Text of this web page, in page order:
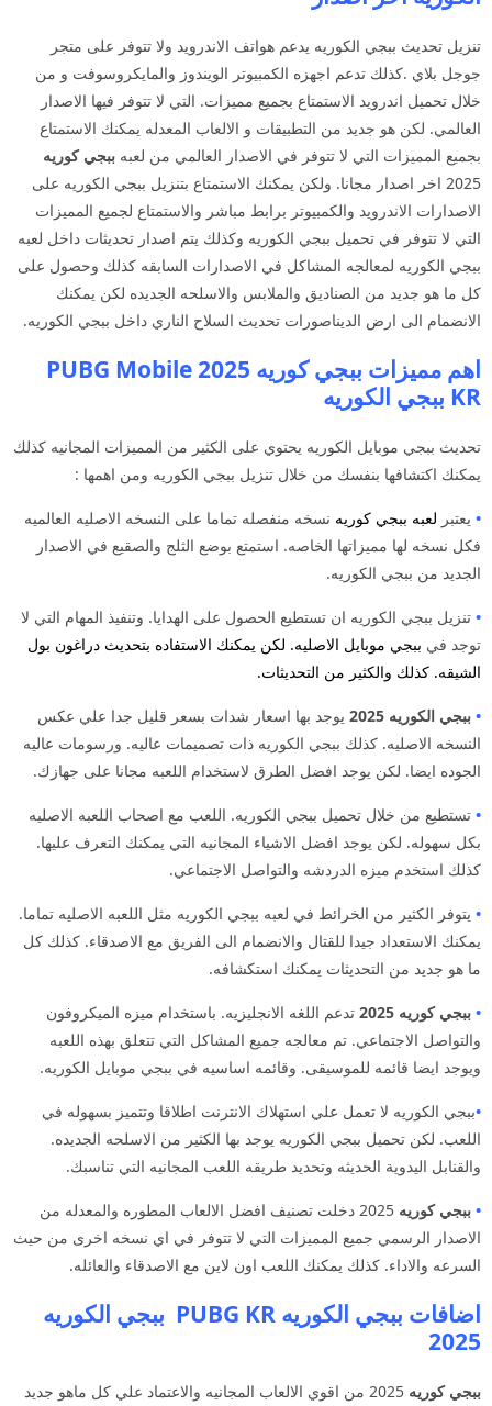
تنزيل تحديث ببجي الكوريه يدعم هواتف الاندرويد ولا تتوفر على متجر
جوجل بلاي .كذلك تدعم اجهزه الكمبيوتر الويندوز والمايكروسوفت و من
خلال تحميل اندرويد الاستمتاع بجميع مميزات. التي لا تتوفر فيها الاصدار
العالمي. لكن هو جديد من التطبيقات و الالعاب المعدله يمكنك الاستمتاع
بجميع المميزات التي لا تتوفر في الاصدار العالمي من لعبه ببجي كوريه
2025 اخر اصدار مجانا. ولكن يمكنك الاستمتاع بتنزيل ببجي الكوريه على
الاصدارات الاندرويد والكمبيوتر برابط مباشر والاستمتاع لجميع المميزات
التي لا تتوفر في تحميل ببجي الكوريه وكذلك يتم اصدار تحديثات داخل لعبه
ببجي الكوريه لمعالجه المشاكل في الاصدارات السابقه كذلك وحصول على
كل ما هو جديد من الصناديق والملابس والاسلحه الجديده لكن يمكنك
الانضمام الى ارض الديناصورات تحديث السلاح الناري داخل ببجي الكوريه.
اهم مميزات ببجي كوريه 2025 PUBG Mobile
KR ببجي الكوريه
تحديث ببجي موبايل الكوريه يحتوي على الكثير من المميزات المجانيه كذلك
يمكنك اكتشافها بنفسك من خلال تنزيل ببجي الكوريه ومن اهمها :
• يعتبر لعبه ببجي كوريه نسخه منفصله تماما على النسخه الاصليه العالميه
فكل نسخه لها مميزاتها الخاصه. استمتع بوضع الثلج والصقيع في الاصدار
الجديد من ببجي الكوريه.
• تنزيل ببجي الكوريه ان تستطيع الحصول على الهدايا. وتنفيذ المهام التي لا
توجد في ببجي موبايل الاصليه. لكن يمكنك الاستفاده بتحديث دراغون بول
الشيقه. كذلك والكثير من التحديثات.
• ببجي الكوريه 2025
يوجد بها اسعار شدات بسعر قليل جدا علي عكس
النسخه الاصليه. كذلك ببجي الكوريه ذات تصميمات عاليه. ورسومات عاليه
الجوده ايضا. لكن يوجد افضل الطرق لاستخدام اللعبه مجانا على جهازك.
• تستطيع من خلال تحميل ببجي الكوريه. اللعب مع اصحاب اللعبه الاصليه
بكل سهوله. لكن يوجد افضل الاشياء المجانيه التي يمكنك التعرف عليها.
كذلك استخدم ميزه الدردشه والتواصل الاجتماعي.
• يتوفر الكثير من الخرائط في لعبه ببجي الكوريه مثل اللعبه الاصليه تماما.
يمكنك الاستعداد جيدا للقتال والانضمام الى الفريق مع الاصدقاء. كذلك كل
ما هو جديد من التحديثات يمكنك استكشافه.
• ببجي كوريه 2025
تدعم اللغه الانجليزيه. باستخدام ميزه الميكروفون
والتواصل الاجتماعي. تم معالجه جميع المشاكل التي تتعلق بهذه اللعبه
ويوجد ايضا قائمه للموسيقى. وقائمه اساسيه في ببجي موبايل الكوريه.
•ببجي الكوريه لا تعمل علي استهلاك الانترنت اطلاقا وتتميز بسهوله في
اللعب. لكن تحميل ببجي الكوريه يوجد بها الكثير من الاسلحه الجديده.
والقنابل اليدوية الحديثه وتحديد طريقه اللعب المجانيه التي تناسبك.
• ببجي كوريه
2025 دخلت تصنيف افضل الالعاب المطوره والمعدله من
الاصدار الرسمي جميع المميزات التي لا تتوفر في اي نسخه اخرى من حيث
السرعه والاداء. كذلك يمكنك اللعب اون لاين مع الاصدقاء والعائله.
اضافات ببجي الكوريه PUBG KR ببجي الكوريه
2025
ببجي كوريه
2025 من اقوي الالعاب المجانيه والاعتماد علي كل ماهو جديد